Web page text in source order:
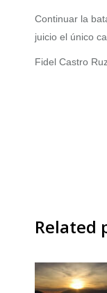
Continuar la
juicio el único
Fidel Castro
Related